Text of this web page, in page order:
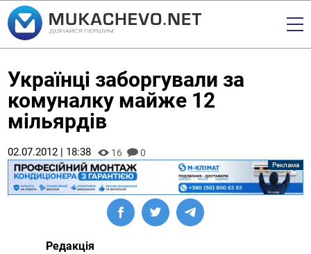
Українці заборгували за
комуналку майже 12
мільярдів
02.07.2012 | 18:38 16 0
Редакція